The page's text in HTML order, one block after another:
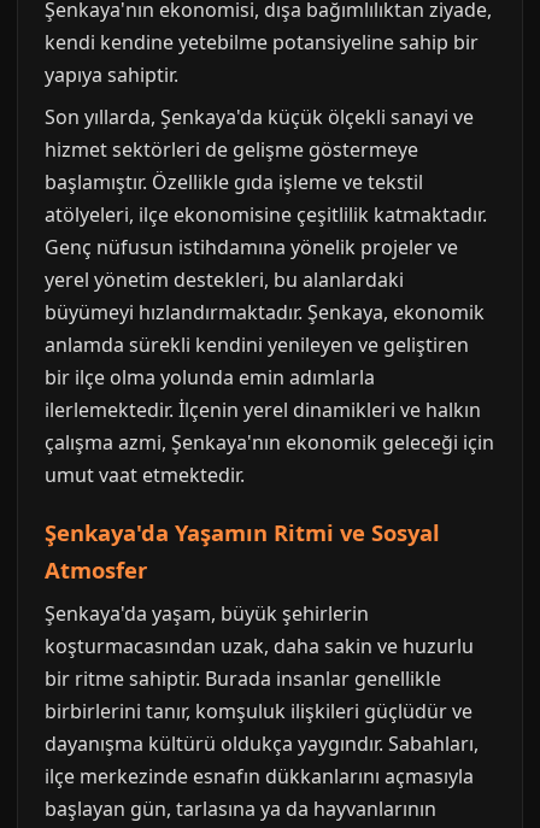
Şenkaya'nın ekonomisi, dışa bağımlılıktan ziyade,
kendi kendine yetebilme potansiyeline sahip bir
yapıya sahiptir.
Son yıllarda, Şenkaya'da küçük ölçekli sanayi ve
hizmet sektörleri de gelişme göstermeye
başlamıştır. Özellikle gıda işleme ve tekstil
atölyeleri, ilçe ekonomisine çeşitlilik katmaktadır.
Genç nüfusun istihdamına yönelik projeler ve
yerel yönetim destekleri, bu alanlardaki
büyümeyi hızlandırmaktadır. Şenkaya, ekonomik
anlamda sürekli kendini yenileyen ve geliştiren
bir ilçe olma yolunda emin adımlarla
ilerlemektedir. İlçenin yerel dinamikleri ve halkın
çalışma azmi, Şenkaya'nın ekonomik geleceği için
umut vaat etmektedir.
Şenkaya'da Yaşamın Ritmi ve Sosyal
Atmosfer
Şenkaya'da yaşam, büyük şehirlerin
koşturmacasından uzak, daha sakin ve huzurlu
bir ritme sahiptir. Burada insanlar genellikle
birbirlerini tanır, komşuluk ilişkileri güçlüdür ve
dayanışma kültürü oldukça yaygındır. Sabahları,
ilçe merkezinde esnafın dükkanlarını açmasıyla
başlayan gün, tarlasına ya da hayvanlarının